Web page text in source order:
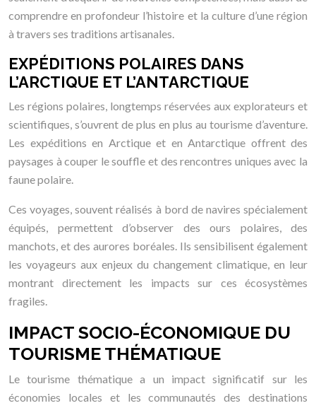
comprendre en profondeur l’histoire et la culture d’une région
à travers ses traditions artisanales.
EXPÉDITIONS POLAIRES DANS
L’ARCTIQUE ET L’ANTARCTIQUE
Les régions polaires, longtemps réservées aux explorateurs et
scientifiques, s’ouvrent de plus en plus au tourisme d’aventure.
Les expéditions en Arctique et en Antarctique offrent des
paysages à couper le souffle et des rencontres uniques avec la
faune polaire.
Ces voyages, souvent réalisés à bord de navires spécialement
équipés, permettent d’observer des ours polaires, des
manchots, et des aurores boréales. Ils sensibilisent également
les voyageurs aux enjeux du changement climatique, en leur
montrant directement les impacts sur ces écosystèmes
fragiles.
IMPACT SOCIO-ÉCONOMIQUE DU
TOURISME THÉMATIQUE
Le tourisme thématique a un impact significatif sur les
économies locales et les communautés des destinations